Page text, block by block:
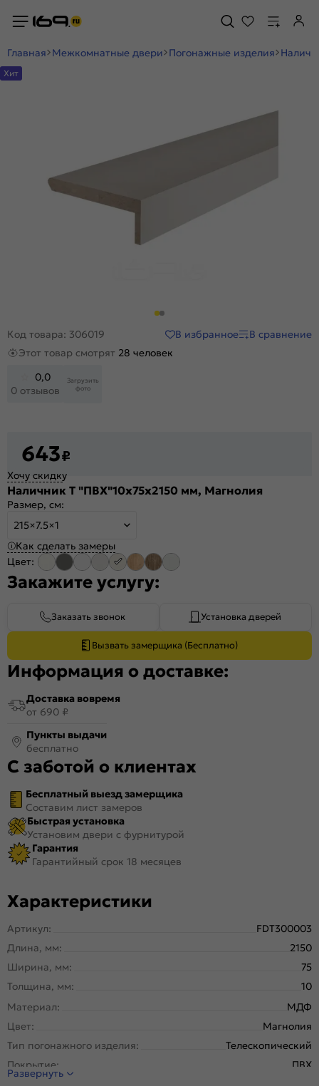
Главная Межкомнатные двери Погонажные изделия
Хит
Код товара: 306019 В избранное
В сравнение
Этот товар смотрят 28 человек
0,0
0 отзывов
Загрузить
фото
643₽
Хочу скидку
Наличник Т "ПВХ"10х75x2150 мм, Магнолия
Размер, см:
215×7.5×1
Как сделать замеры
Цвет:
Закажите услугу:
Заказать звонок Установка дверей
Вызвать замерщика (Бесплатно)
Информация о доставке:
Доставка вовремя
от 690 ₽
Пункты выдачи
бесплатно
С заботой о клиентах
Бесплатный выезд замерщика
Составим лист замеров
Быстрая установка
Установим двери с фурнитурой
Гарантия
Гарантийный срок 18 месяцев
Характеристики
Артикул:
FDT300003
Длина, мм:
2150
Ширина, мм:
75
Толщина, мм:
10
Материал:
МДФ
Цвет:
Магнолия
Тип погонажного изделия:
Телескопический
Покрытие:
ПВХ
Развернуть